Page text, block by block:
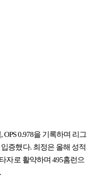
OPS 0.978을 기록하며 리그
증했다. 최정은 올해 성적
자로 활약하며 495홈런으